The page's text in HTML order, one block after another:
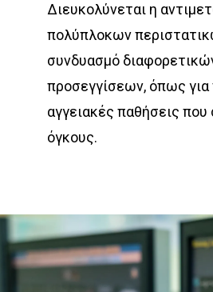
Διευκολύνεται η
πολύπλοκων
συνδυασμό
προσεγγίσεων, όπως για
αγγειακές παθήσεις
όγκους.